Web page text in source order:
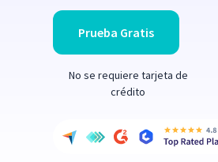
Prueba Gratis
No se requiere tarjeta de
crédito